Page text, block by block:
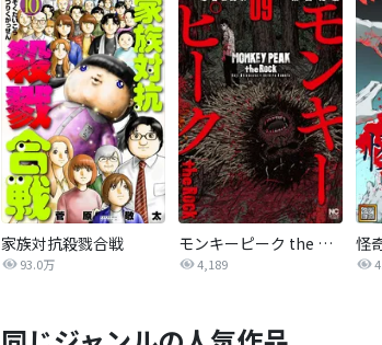
家族対抗殺戮合戦
93.0万
モンキーピーク the Rock
4,189